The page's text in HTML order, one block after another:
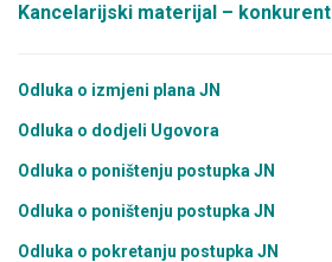
Kancelarijski materijal –
Odluka o izmjeni plana JN
Odluka o dodjeli Ugovora
Odluka o poništenju postupka JN
Odluka o poništenju postupka JN
Odluka o pokretanju postupka JN